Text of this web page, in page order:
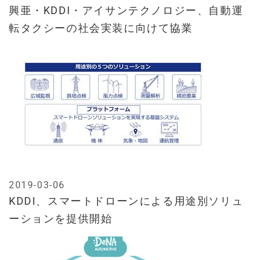
興亜・KDDI・アイサンテクノロジー、自動運
転タクシーの社会実装に向けて協業
KDDI、スマートドローンによる用途別ソリュ
ーションを提供開始
2019-03-06